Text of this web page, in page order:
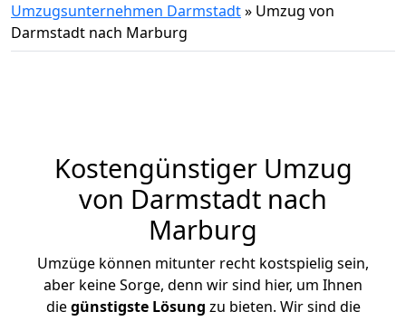
Umzugsunternehmen Darmstadt» Umzug von
Darmstadt nach Marburg
Kostengünstiger Umzug
von Darmstadt nach
Marburg
Umzüge können mitunter recht kostspielig sein,
aber keine Sorge, denn wir sind hier, um Ihnen
diegünstigste Lösung zu bieten. Wir sind die